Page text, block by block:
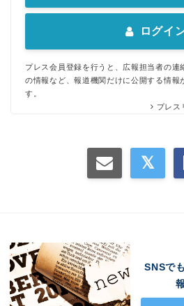
ログイ
プレス会員登録を行うと、広報担当者の連
の情報など、報道機関だけに公開する情報
す。
プレス
SNSで